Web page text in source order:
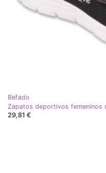
Befado
Zapatos deportivos femeninos
29,81 €